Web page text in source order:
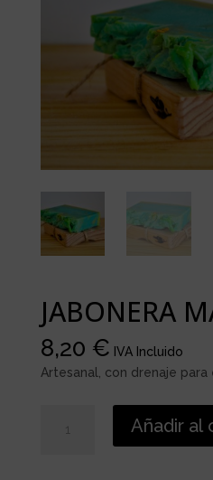
JABONERA
8,20 € IVA Incluido
Artesanal, con drenaje para
MADERA
Añadir al